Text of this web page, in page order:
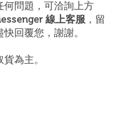
何問題，可洽詢上方
線上客服 ，留
回覆您，謝謝。
為主。